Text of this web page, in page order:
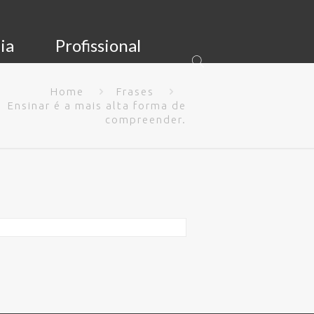
Profissional
Home
Frases
Ensinar é a mais alta forma de
compreender.